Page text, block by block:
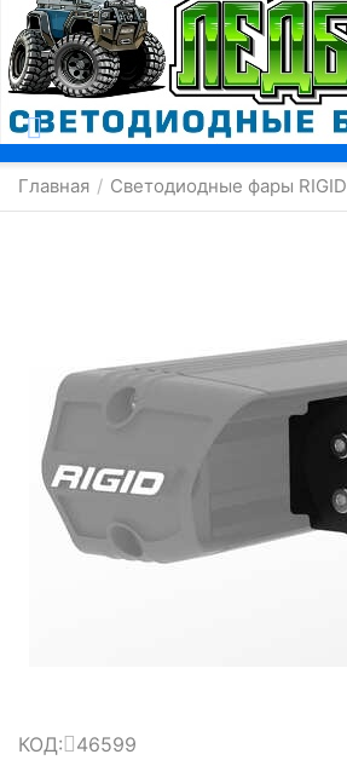
Москва
Главная / Светодиодные фары RIGID
КОД: 46599